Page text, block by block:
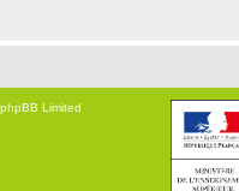
Limited